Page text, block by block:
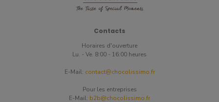
Contacts
Horaires d'ouverture
Lu. - Ve. 8:00 - 16:00 heures
E-Mail: contact@chocolissimo.fr
Pour les entreprises
E-Mail: b2b@chocolissimo.fr